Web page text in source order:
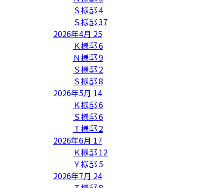
Ｓ様邸4
Ｓ様邸37
2026年4月 25
Ｋ様邸6
Ｎ様邸9
Ｓ様邸 2
Ｓ様邸8
2026年5月 14
Ｋ様邸6
Ｓ様邸6
Ｔ様邸 2
2026年6月 17
Ｋ様邸 12
Ｙ様邸 5
2026年7月 24